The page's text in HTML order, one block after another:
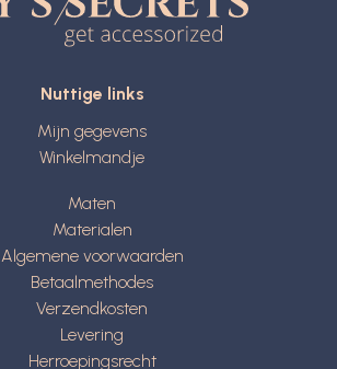
Nuttige links
Mijn gegevens
Winkelmandje
Maten
Materialen
Algemene voorwaarden
Betaalmethodes
Verzendkosten
Levering
Herroepingsrecht